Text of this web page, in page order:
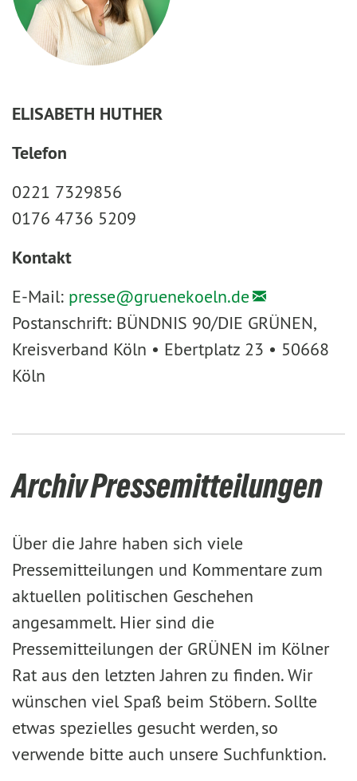
ELISABETH HUTHER
Telefon
0221 7329856
0176 4736 5209
Kontakt
E-Mail: presse@gruenekoeln.de
Postanschrift: BÜNDNIS 90/DIE GRÜNEN,
Kreisverband Köln • Ebertplatz 23 • 50668
Köln
Archiv Pressemitteilungen
Über die Jahre haben sich viele
Pressemitteilungen und Kommentare zum
aktuellen politischen Geschehen
angesammelt. Hier sind die
Pressemitteilungen der GRÜNEN im Kölner
Rat aus den letzten Jahren zu finden. Wir
wünschen viel Spaß beim Stöbern. Sollte
etwas spezielles gesucht werden, so
verwende bitte auch unsere Suchfunktion.